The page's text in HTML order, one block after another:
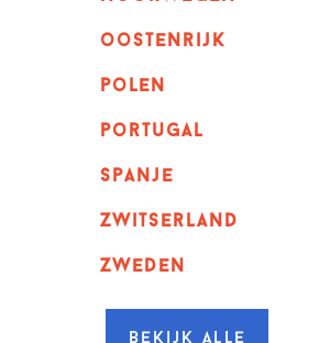
oostenrijk
polen
portugal
spanje
zwitserland
zweden
Bekijk alle